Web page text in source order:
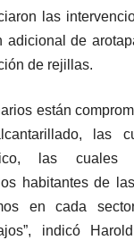
las
adicional de
de rejillas.
están
las
las cuales
habitantes de
en cada
indicó